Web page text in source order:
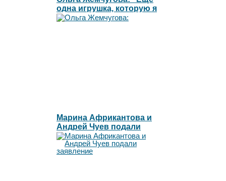
одна игрушка, которую я
готова сжечь"l
Марина Африкантова и
Андрей Чуев подали
заявление